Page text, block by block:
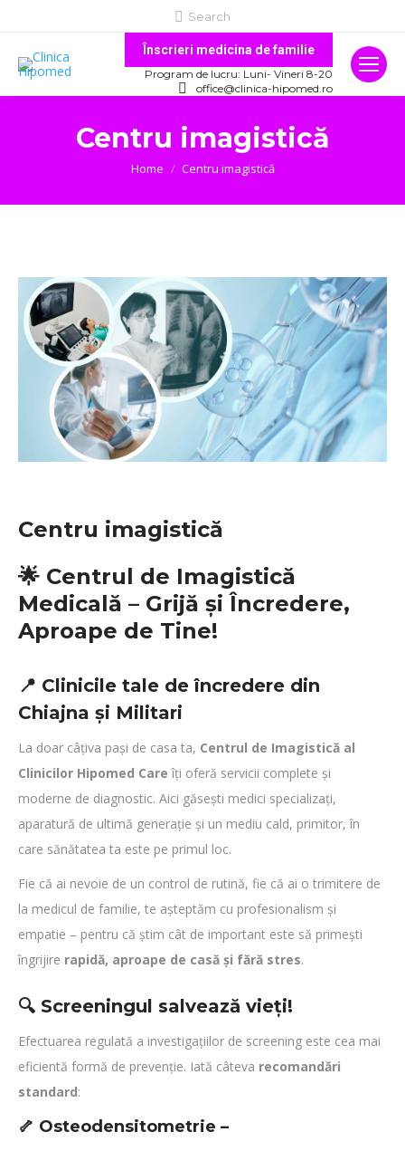
Search:
Search
Înscrieri medicina de familie
Program de lucru: Luni- Vineri 8-20
office@clinica-hipomed.ro
Centru imagistică
You are here:
Home Centru imagistică
Centru imagistică
🌟 Centrul de Imagistică
Medicală – Grijă și Încredere,
Aproape de Tine!
📍 Clinicile tale de încredere din
Chiajna și Militari
La doar câțiva pași de casa ta, Centrul de Imagistică al
Clinicilor Hipomed Care îți oferă servicii complete și
moderne de diagnostic. Aici găsești medici specializați,
aparatură de ultimă generație și un mediu cald, primitor, în
care sănătatea ta este pe primul loc.
Fie că ai nevoie de un control de rutină, fie că ai o trimitere de
la medicul de familie, te așteptăm cu profesionalism și
empatie – pentru că știm cât de important este să primești
îngrijire rapidă, aproape de casă și fără stres.
🔍 Screeningul salvează vieți!
Efectuarea regulată a investigațiilor de screening este cea mai
eficientă formă de prevenție. Iată câteva recomandări
standard:
🦴 Osteodensitometrie –